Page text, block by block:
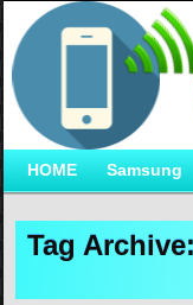
HOME Samsung
Tag Archive: